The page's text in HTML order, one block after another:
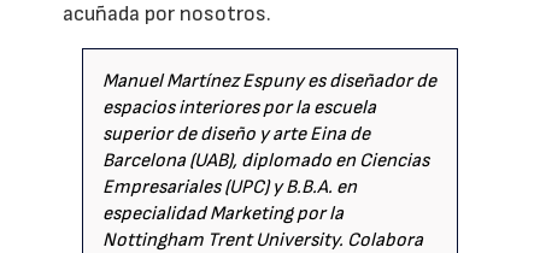
acuñada por nosotros.
Manuel Martínez Espuny es diseñador de
espacios interiores por la escuela
superior de diseño y arte Eina de
Barcelona (UAB), diplomado en Ciencias
Empresariales (UPC) y B.B.A. en
especialidad Marketing por la
Nottingham Trent University. Colabora